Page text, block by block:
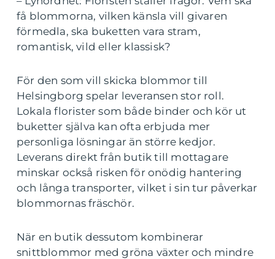
få blommorna, vilken känsla vill givaren
förmedla, ska buketten vara stram,
romantisk, vild eller klassisk?
För den som vill skicka blommor till
Helsingborg spelar leveransen stor roll.
Lokala florister som både binder och kör ut
buketter själva kan ofta erbjuda mer
personliga lösningar än större kedjor.
Leverans direkt från butik till mottagare
minskar också risken för onödig hantering
och långa transporter, vilket i sin tur påverkar
blommornas fräschör.
När en butik dessutom kombinerar
snittblommor med gröna växter och mindre